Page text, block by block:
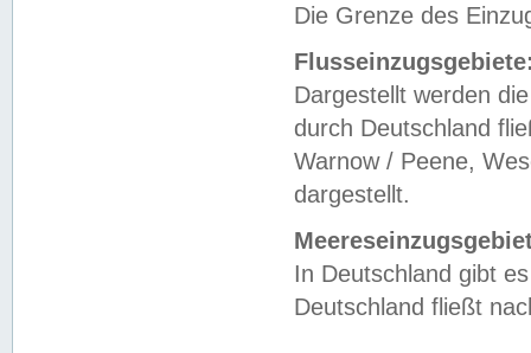
Die Grenze des
Dargestellt werden
durch Deutschland
Warnow / Peene,
dargestellt.
In Deutschland gibt
Deutschland fließt